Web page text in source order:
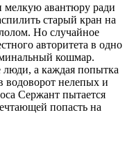
мелкую авантюру ради
старый кран на
Но случайное
авторитета в одно
кошмар.
люди, а каждая попытка
водоворот нелепых и
Сержант пытается
попасть на